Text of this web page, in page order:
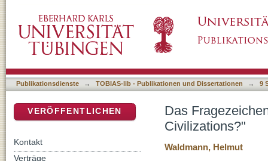
Publikationsdienste → TOBIAS-lib - Publikationen und Dissertationen → 9
Das
Civilizations?"
Waldmann, Helmut
VERÖFFENTLICHEN
Kontakt
Verträge